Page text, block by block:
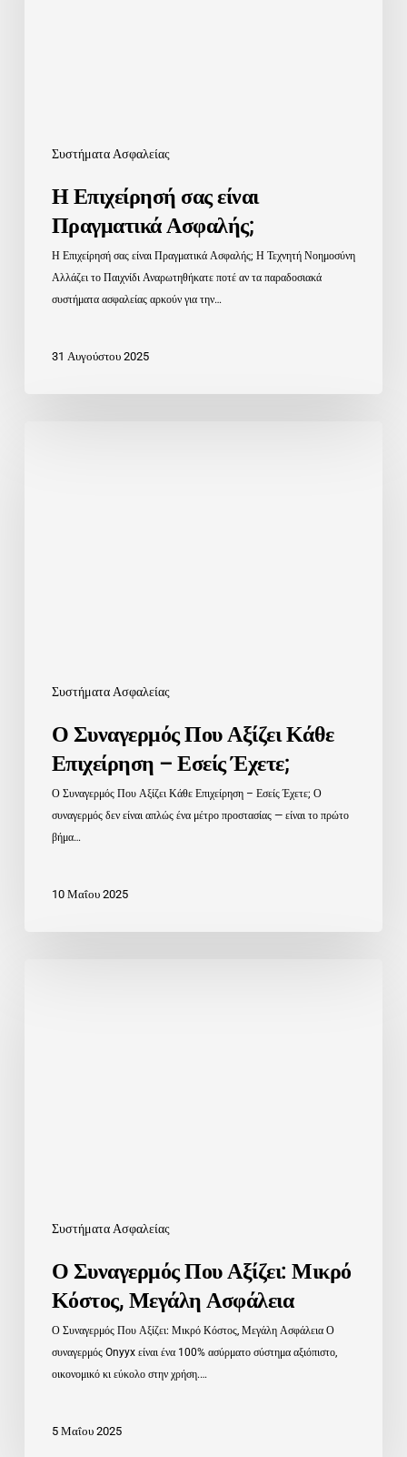
Συστήματα Ασφαλείας
Η Επιχείρησή σας είναι
Πραγματικά Ασφαλής;
Η Επιχείρησή σας είναι Πραγματικά Ασφαλής; Η Τεχνητή Νοημοσύνη
Αλλάζει το Παιχνίδι Αναρωτηθήκατε ποτέ αν τα παραδοσιακά
συστήματα ασφαλείας αρκούν για την…
31 Αυγούστου 2025
Συστήματα Ασφαλείας
Ο Συναγερμός Που Αξίζει Κάθε
Επιχείρηση – Εσείς Έχετε;
Ο Συναγερμός Που Αξίζει Κάθε Επιχείρηση – Εσείς Έχετε; Ο
συναγερμός δεν είναι απλώς ένα μέτρο προστασίας — είναι το πρώτο
βήμα…
10 Μαΐου 2025
Συστήματα Ασφαλείας
Ο Συναγερμός Που Αξίζει: Μικρό
Κόστος, Μεγάλη Ασφάλεια
Ο Συναγερμός Που Αξίζει: Μικρό Κόστος, Μεγάλη Ασφάλεια Ο
συναγερμός Onyyx είναι ένα 100% ασύρματο σύστημα αξιόπιστο,
οικονομικό κι εύκολο στην χρήση.…
5 Μαΐου 2025